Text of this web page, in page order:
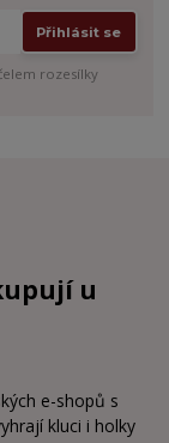
Přihlásit se
rozesílky
u
e-shopů s
kluci i holky